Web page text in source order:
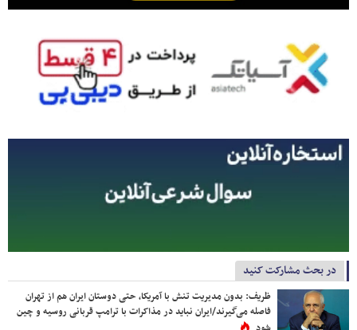
در بحث مشارکت کنید
ظریف: بدون مدیریت تنش با آمریکا، حتی دوستان ایران هم از تهران
فاصله می‌گیرند/ایران نباید در مذاکرات با ترامپ قربانی روسیه و چین